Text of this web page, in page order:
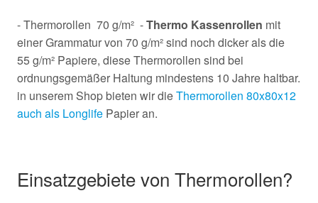
- Thermorollen 70 g/m² -Thermo Kassenrollen mit
einer Grammatur von 70 g/m² sind noch dicker als die
55 g/m² Papiere, diese Thermorollen sind bei
ordnungsgemäßer Haltung mindestens 10 Jahre haltbar.
in unserem Shop bieten wir dieThermorollen 80x80x12
auch als Longlife Papier an.
Einsatzgebiete von Thermorollen?